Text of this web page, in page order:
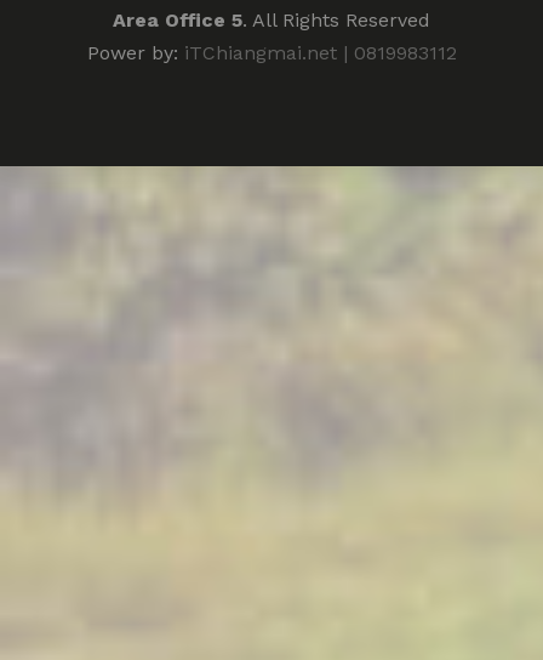
Area Office 5. All Rights Reserved
Power by: iTChiangmai.net | 0819983112